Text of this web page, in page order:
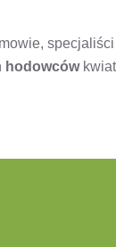
hodowców